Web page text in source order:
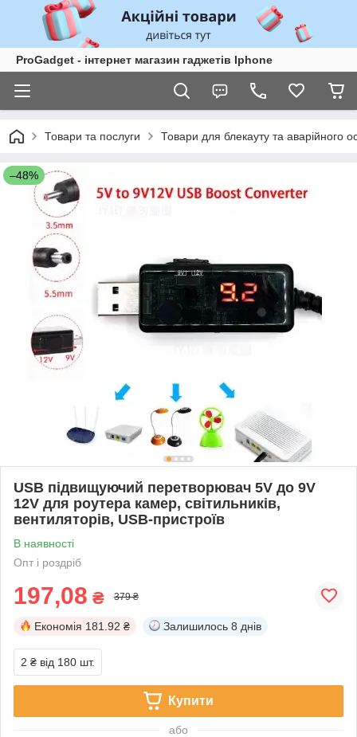
ProGadget - iнтернет магазин гаджетів Iphone
Товари та послуги Товари для блекауту та аварійного
–48%
USB підвищуючий перетворювач 5V до 9V
12V для роутера камер, світильників,
вентиляторів, USB-пристроїв
В наявності
Опт і роздріб
197,08 ₴ 379 ₴
Економія 181.92 ₴ Залишилось 8 днів
2 ₴ від 180 шт.
Купити
або